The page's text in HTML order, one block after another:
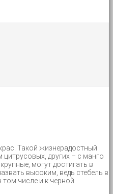
Такой жизнерадостный
других – с манго
могут достигать в
высоким, ведь стебель в
том числе и к черной